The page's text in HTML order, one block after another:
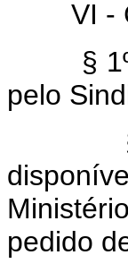
VI -
§ 1º A
pelo
§ 2º
pedido